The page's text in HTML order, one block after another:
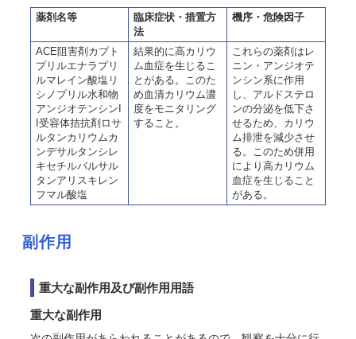
薬剤名等
臨床症状・措置方
法
機序・危険因子
ACE阻害剤カプト
プリルエナラプリ
ルマレイン酸塩リ
シノプリル水和物
アンジオテンシンI
I受容体拮抗剤ロサ
ルタンカリウムカ
ンデサルタンシレ
キセチルバルサル
タンアリスキレン
フマル酸塩
結果的に高カリウ
ム血症を生じるこ
とがある。このた
め血清カリウム濃
度をモニタリング
すること。
これらの薬剤はレ
ニン・アンジオテ
ンシン系に作用
し、アルドステロ
ンの分泌を低下さ
せるため、カリウ
ム排泄を減少させ
る。このため併用
により高カリウム
血症を生じること
がある。
副作用
重大な副作用及び副作用用語
重大な副作用